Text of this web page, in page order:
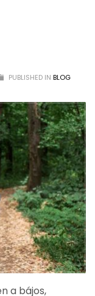
PUBLISHED IN BLOG
a bájos,